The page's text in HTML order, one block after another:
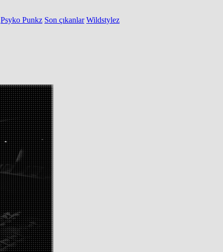
Psyko Punkz Son çıkanlar Wildstylez